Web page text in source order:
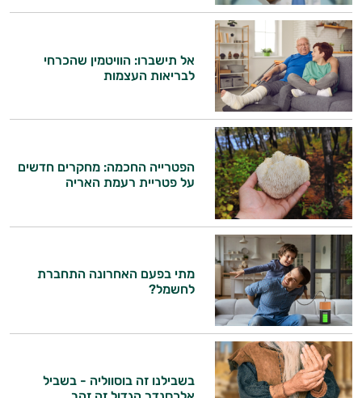
אל תישברו: הוויטמין שהכרחי
לבריאות העצמות
הפטרייה החכמה: מחקרים חדשים
על פטריית רעמת האריה
מתי בפעם האחרונה התחברת
לחשמל?
בשבילנו זה בוסווליה - בשביל